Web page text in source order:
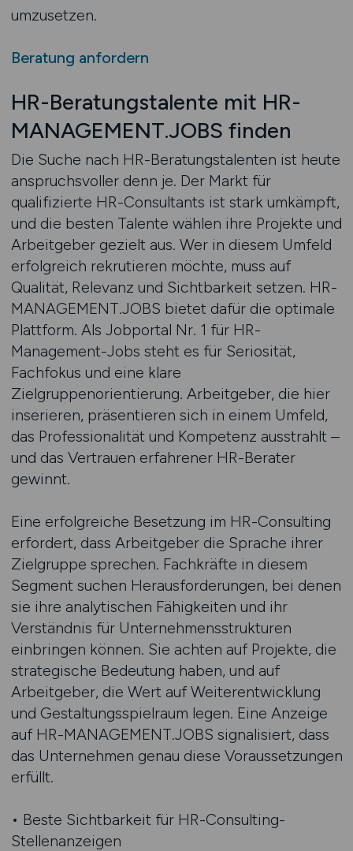
umzusetzen.
Beratung anfordern
HR-Beratungstalente mit HR-
MANAGEMENT.JOBS finden
Die Suche nach HR-Beratungstalenten ist heute
anspruchsvoller denn je. Der Markt für
qualifizierte HR-Consultants ist stark umkämpft,
und die besten Talente wählen ihre Projekte und
Arbeitgeber gezielt aus. Wer in diesem Umfeld
erfolgreich rekrutieren möchte, muss auf
Qualität, Relevanz und Sichtbarkeit setzen. HR-
MANAGEMENT.JOBS bietet dafür die optimale
Plattform. Als Jobportal Nr. 1 für HR-
Management-Jobs steht es für Seriosität,
Fachfokus und eine klare
Zielgruppenorientierung. Arbeitgeber, die hier
inserieren, präsentieren sich in einem Umfeld,
das Professionalität und Kompetenz ausstrahlt –
und das Vertrauen erfahrener HR-Berater
gewinnt.
Eine erfolgreiche Besetzung im HR-Consulting
erfordert, dass Arbeitgeber die Sprache ihrer
Zielgruppe sprechen. Fachkräfte in diesem
Segment suchen Herausforderungen, bei denen
sie ihre analytischen Fähigkeiten und ihr
Verständnis für Unternehmensstrukturen
einbringen können. Sie achten auf Projekte, die
strategische Bedeutung haben, und auf
Arbeitgeber, die Wert auf Weiterentwicklung
und Gestaltungsspielraum legen. Eine Anzeige
auf HR-MANAGEMENT.JOBS signalisiert, dass
das Unternehmen genau diese Voraussetzungen
erfüllt.
• Beste Sichtbarkeit für HR-Consulting-
Stellenanzeigen